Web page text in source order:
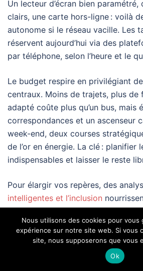
Un lecteur d’écran bien
clairs, une carte hors-ligne : voilà
autonome si le réseau vacille. Les
réservent aujourd’hui via des
par téléphone, selon l’heure et le
Le budget respire en privilégiant
centraux. Moins de trajets, plus de
adapté coûte plus qu’un bus, mais
correspondances et un ascenseur
week-end, deux courses
de l’or en énergie. La clé : planifier
indispensables et laisser le reste
Pour élargir vos repères, des
intelligentes et l’inclusion
D’autres articles détaillent la
New York, ou encore des recettes
garder le capaprès une journée
route se construit ainsi, page après
Nous utilisons des cookies pour vous
expérience sur notre site web. Si vous
site, nous supposerons que vous
Ok